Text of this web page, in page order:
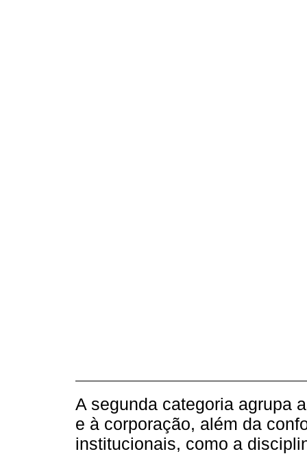
A segunda categoria agrupa
e à corporação, além da
institucionais, como a